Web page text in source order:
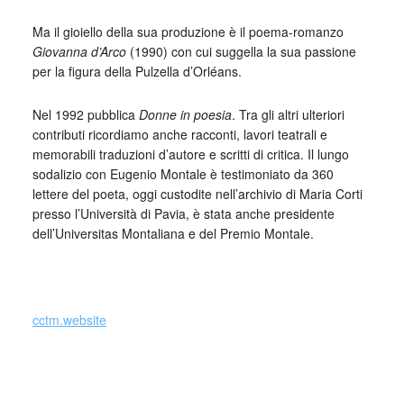
Ma il gioiello della sua produzione è il poema-romanzo
Giovanna d’Arco(1990) con cui suggella la sua passione
per la figura della Pulzella d’Orléans.
Nel 1992 pubblica Donne in poesia. Tra gli altri ulteriori
contributi ricordiamo anche racconti, lavori teatrali e
memorabili traduzioni d’autore e scritti di critica. Il lungo
sodalizio con Eugenio Montale è testimoniato da 360
lettere del poeta, oggi custodite nell’archivio di Maria Corti
presso l’Università di Pavia, è stata anche presidente
dell’Universitas Montaliana e del Premio Montale.
cctm.website